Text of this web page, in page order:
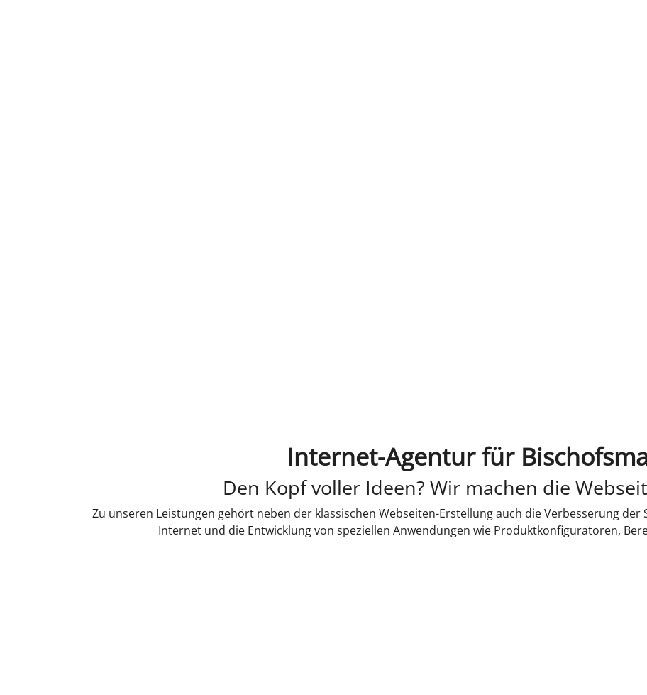
Internet-Agentur für
Den Kopf voller Ideen? Wir machen die
Zu unseren Leistungen gehört neben der klassischen Webseiten-Erstellung auch die Verbesserung
Internet und die Entwicklung von speziellen Anwendungen wie Produktkonfiguratoren,